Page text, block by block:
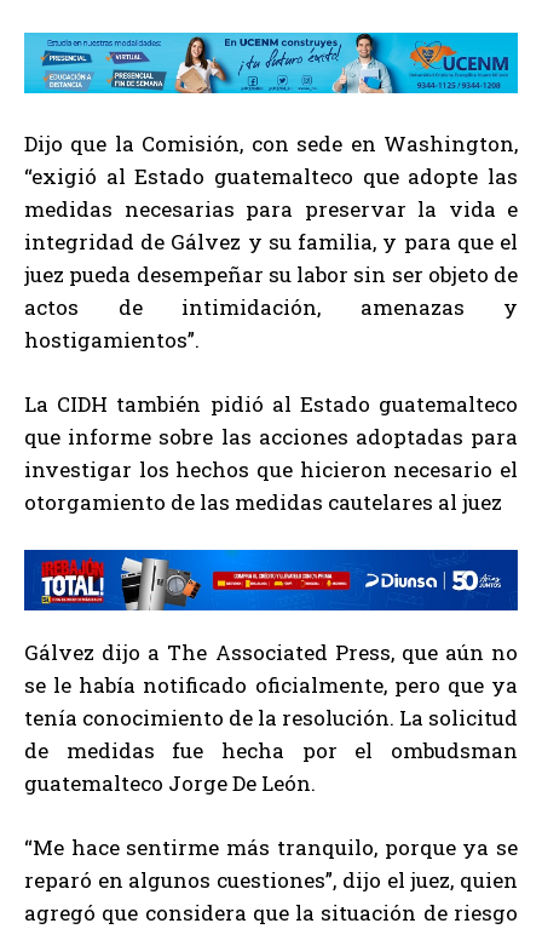
Dijo que la Comisión, con sede en Washington,
“exigió al Estado guatemalteco que adopte las
medidas necesarias para preservar la vida e
integridad de Gálvez y su familia, y para que el
juez pueda desempeñar su labor sin ser objeto de
actos de intimidación, amenazas y
hostigamientos”.
La CIDH también pidió al Estado guatemalteco
que informe sobre las acciones adoptadas para
investigar los hechos que hicieron necesario el
otorgamiento de las medidas cautelares al juez
Gálvez dijo a The Associated Press, que aún no
se le había notificado oficialmente, pero que ya
tenía conocimiento de la resolución. La solicitud
de medidas fue hecha por el ombudsman
guatemalteco Jorge De León.
“Me hace sentirme más tranquilo, porque ya se
reparó en algunos cuestiones”, dijo el juez, quien
agregó que considera que la situación de riesgo